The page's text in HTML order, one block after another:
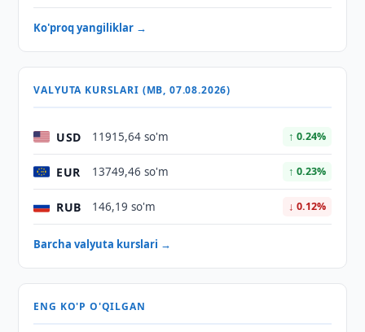
Ko'proq yangiliklar →
VALYUTA KURSLARI (MB, 07.08.2026)
USD 11915,64 so'm ↑ 0.24%
EUR 13749,46 so'm ↑ 0.23%
RUB 146,19 so'm ↓ 0.12%
Barcha valyuta kurslari →
ENG KO'P O'QILGAN